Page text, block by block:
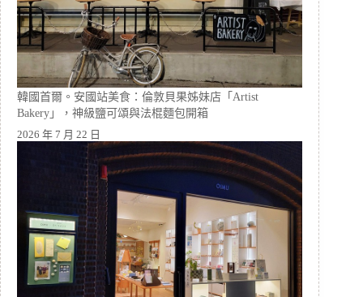
韓國首爾。安國站美食：倫敦貝果姊妹店「Artist
Bakery」，神級鹽可頌與法棍麵包開箱
2026 年 7 月 22 日